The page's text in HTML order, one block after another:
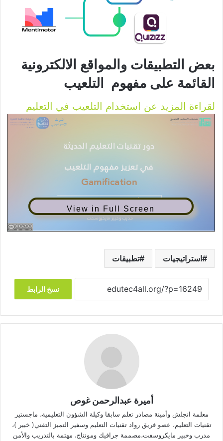
بعض التطبيقات والمواقع الالكترونية
القائمة على مفهوم التلعيب
لقراءة المزيد عن استخدام التلعيب في التعليم
دور
View in Full Screen
استراتيجيات تطبيقات
نسخ الرابط
أميرة عبدالرحمن غوص
معلمة انجلش وأمينة مصادر تعلم سابقا وكيلة الشؤون التعليمية، ماجستير
تقنيات التعليم، عضو فريق رواد تقنيات التعليم وسفير التميز التقني( خبير )،
مدرب وخبير مايكروسفت،مصممة جرافيك ومونتاج، مهتمة بالتدريب والأمن